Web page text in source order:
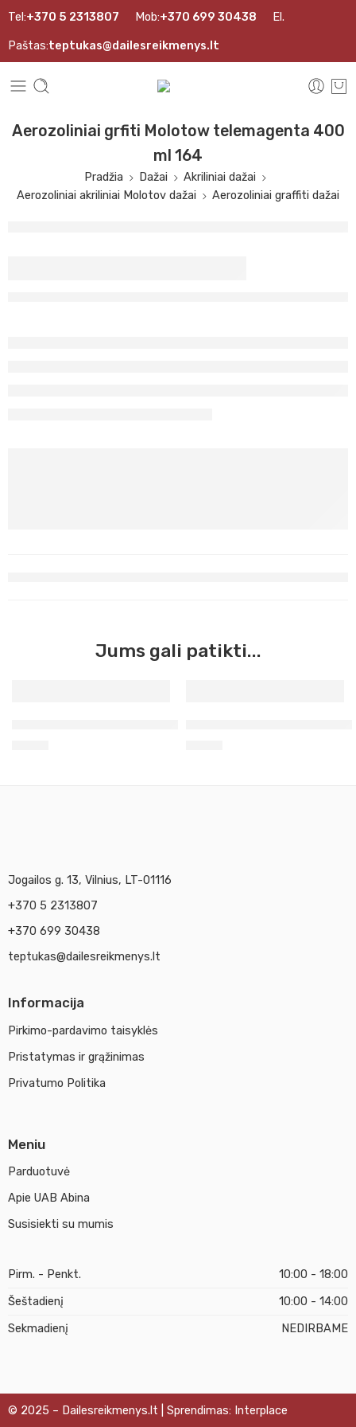
Tel:+370 5 2313807 Mob:+370 699 30438 El.
Paštas:teptukas@dailesreikmenys.lt
Aerozoliniai grfiti Molotow telemagenta 400
ml 164
Pradžia Dažai
Akriliniai dažai
Aerozoliniai akriliniai Molotov dažai
Aerozoliniai graffiti dažai
Jums gali patikti...
Jogailos g. 13, Vilnius, LT-01116
+370 5 2313807
+370 699 30438
teptukas@dailesreikmenys.lt
Informacija
Pirkimo-pardavimo taisyklės
Pristatymas ir grąžinimas
Privatumo Politika
Meniu
Parduotuvė
Apie UAB Abina
Susisiekti su mumis
Pirm. - Penkt.
10:00 - 18:00
Šeštadienį
10:00 - 14:00
Sekmadienį
NEDIRBAME
© 2025 – Dailesreikmenys.lt | Sprendimas: Interplace